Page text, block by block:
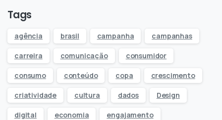
Tags
agência brasil campanha campanhas
carreira comunicação consumidor
consumo conteúdo copa crescimento
criatividade cultura dados Design
digital economia engajamento